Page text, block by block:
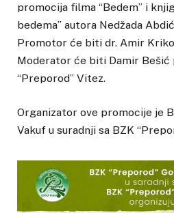
promocija filma “Bedem” i
bedema” autora Nedžada
Promotor će biti dr. Amir
Moderator će biti Damir Bešić
“Preporod” Vitez.
Organizator ove promocije je
Vakuf u suradnji sa BZK